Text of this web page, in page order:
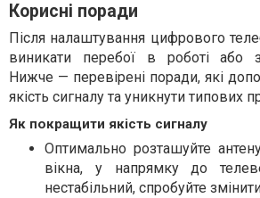
Корисні поради
Після налаштування цифрового
виникати перебої в роботі або
Нижче — перевірені поради, які
якість сигналу та уникнути типових
Як покращити якість сигналу
Оптимально розташуйте
вікна, у напрямку до
нестабільний, спробуйте